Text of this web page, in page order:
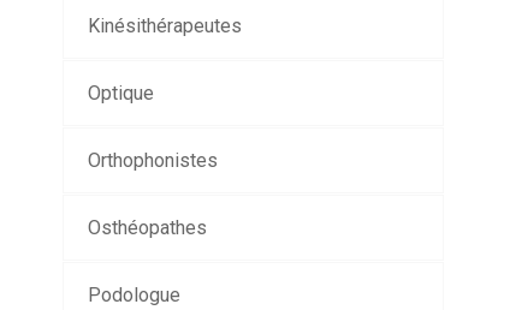
Kinésithérapeutes
Optique
Orthophonistes
Osthéopathes
Podologue